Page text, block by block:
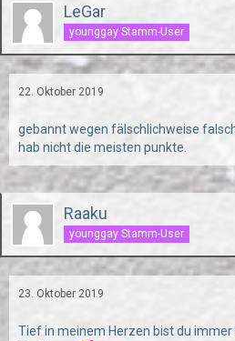
LeGar
younggay Stamm-User
22. Oktober 2019
gebannt wegen fälschlichweise
hab nicht die meisten punkte.
Raaku
younggay Stamm-User
23. Oktober 2019
Tief in meinem Herzen bist du